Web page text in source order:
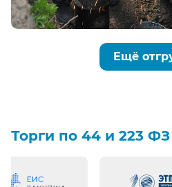
Ещё
Торги по 44 и 223 ФЗ